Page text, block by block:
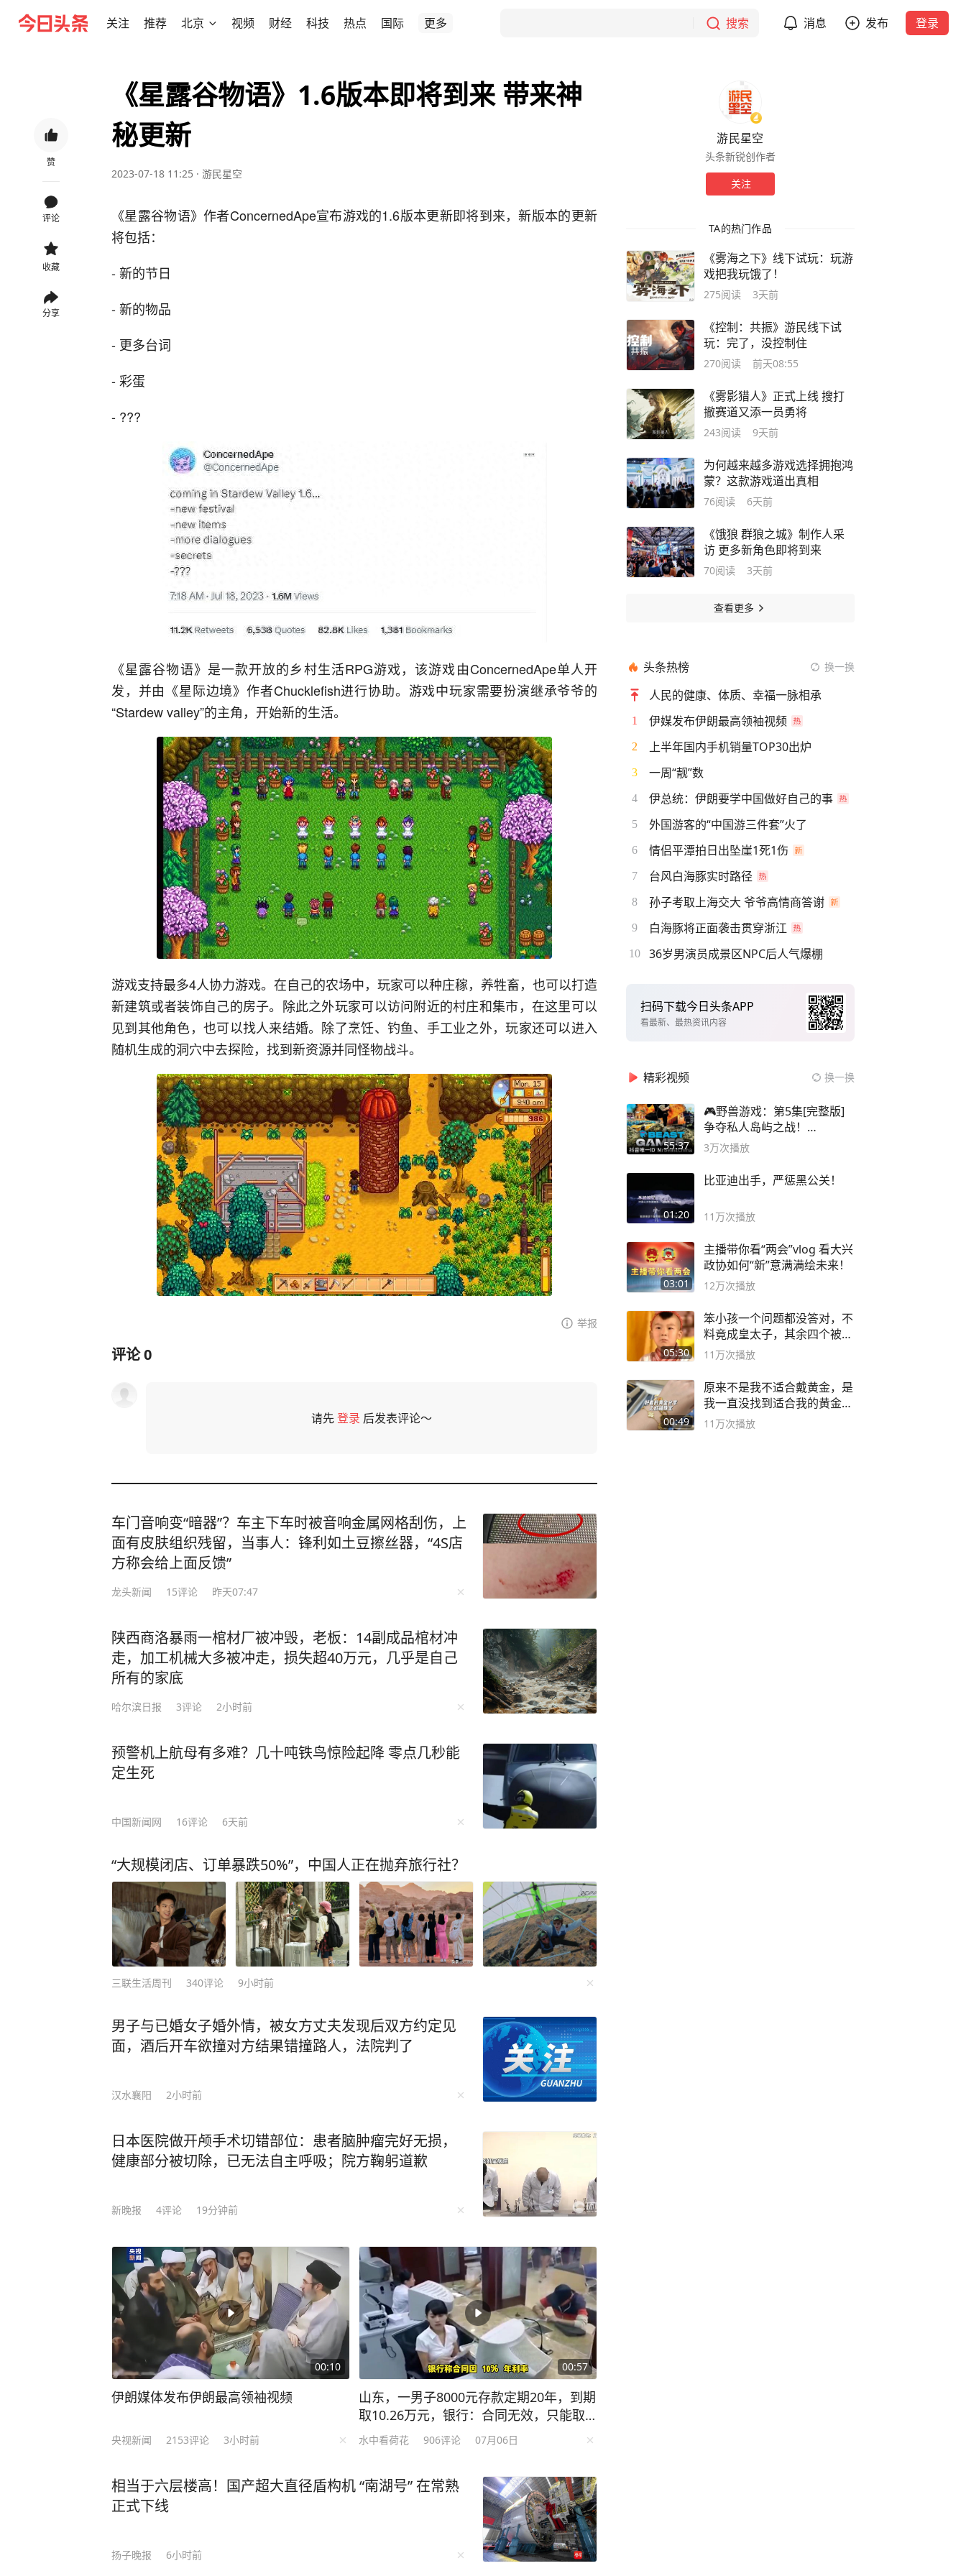
关注 推荐 北京 视频 财经 科技 热点 国际 更多 搜索 消息 发布 登录
赞
评论
收藏
分享
《星露谷物语》1.6版本即将到来 带来神
秘更新
2023-07-18 11:25 · 游民星空
《星露谷物语》作者ConcernedApe宣布游戏的1.6版本更新即将到来，新版本的更新
将包括：
- 新的节日
- 新的物品
- 更多台词
- 彩蛋
- ??? ​​​
《星露谷物语》是一款开放的乡村生活RPG游戏，该游戏由ConcernedApe单人开
发，并由《星际边境》作者Chucklefish进行协助。游戏中玩家需要扮演继承爷爷的
“Stardew valley”的主角，开始新的生活。
游戏支持最多4人协力游戏。在自己的农场中，玩家可以种庄稼，养牲畜，也可以打造
新建筑或者装饰自己的房子。除此之外玩家可以访问附近的村庄和集市，在这里可以
见到其他角色，也可以找人来结婚。除了烹饪、钓鱼、手工业之外，玩家还可以进入
随机生成的洞穴中去探险，找到新资源并同怪物战斗。
举报
评论0
请先登录 后发表评论～
车门音响变“暗器”？车主下车时被音响金属网格刮伤，上
面有皮肤组织残留，当事人：锋利如土豆擦丝器，“4S店
方称会给上面反馈”
龙头新闻 15评论 昨天07:47
陕西商洛暴雨一棺材厂被冲毁，老板：14副成品棺材冲
走，加工机械大多被冲走，损失超40万元，几乎是自己
所有的家底
哈尔滨日报 3评论 2小时前
预警机上航母有多难？几十吨铁鸟惊险起降 零点几秒能
定生死
中国新闻网 16评论 6天前
“大规模闭店、订单暴跌50%”，中国人正在抛弃旅行社？
三联生活周刊 340评论 9小时前
男子与已婚女子婚外情，被女方丈夫发现后双方约定见
面，酒后开车欲撞对方结果错撞路人，法院判了
汉水襄阳 2小时前
日本医院做开颅手术切错部位：患者脑肿瘤完好无损，
健康部分被切除，已无法自主呼吸；院方鞠躬道歉
新晚报 4评论 19分钟前
00:10
伊朗媒体发布伊朗最高领袖视频
央视新闻 2153评论 3小时前
00:57
山东，一男子8000元存款定期20年，到期
取10.26万元，银行：合同无效，只能取9
600元，男子告上法庭，法院判了！
水中看荷花 906评论 07月06日
相当于六层楼高！国产超大直径盾构机 “南湖号” 在常熟
正式下线
扬子晚报 6小时前
游民星空
头条新锐创作者
关注
TA的热门作品
《雾海之下》线下试玩：玩游
戏把我玩饿了！
275阅读 3天前
《控制：共振》游民线下试
玩：完了，没控制住
270阅读 前天08:55
《雾影猎人》正式上线 搜打
撤赛道又添一员勇将
243阅读 9天前
为何越来越多游戏选择拥抱鸿
蒙？这款游戏道出真相
76阅读 6天前
《饿狼 群狼之城》制作人采
访 更多新角色即将到来
70阅读 3天前
查看更多
头条热榜 换一换
人民的健康、体质、幸福一脉相承
1 伊媒发布伊朗最高领袖视频
2 上半年国内手机销量TOP30出炉
3 一周“靓”数
4 伊总统：伊朗要学中国做好自己的事
5 外国游客的“中国游三件套”火了
6 情侣平潭拍日出坠崖1死1伤
7 台风白海豚实时路径
8 孙子考取上海交大 爷爷高情商答谢
9 白海豚将正面袭击贯穿浙江
10 36岁男演员成景区NPC后人气爆棚
扫码下载今日头条APP
看最新、最热资讯内容
精彩视频 换一换
55:37
🎮野兽游戏：第5集[完整版]
争夺私人岛屿之战！
#MrBeastChina
3万次播放
01:20
比亚迪出手，严惩黑公关！
11万次播放
03:01
主播带你看“两会”vlog 看大兴
政协如何“新”意满满绘未来！
12万次播放
05:30
笨小孩一个问题都没答对，不
料竟成皇太子，其余四个被处
死
11万次播放
00:49
原来不是我不适合戴黄金，是
我一直没找到适合我的黄金
😭
11万次播放